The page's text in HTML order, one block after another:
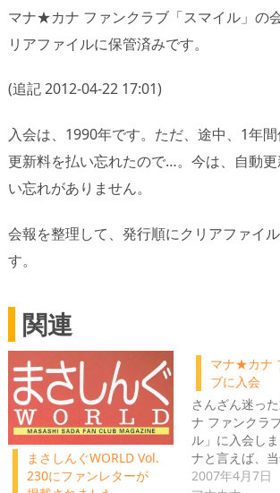
マナ★カナ ファンクラブ「スマイル」の
リアファイルに保管済みです。
(追記 2012-04-22 17:01)
入会は、1990年です。ただ、途中、1年間
更新料を払い忘れたので…。今は、自動
い忘れがありません。
会報を整理して、発行順にクリアファイ
す。
関連
まさしんぐWORLD Vol.
230にファンレターが
マナ★カナ
ブに入会
さんざん迷っ
ナ ファンクラ
ル」に入会し
ナと言えば、
2007年4月7日